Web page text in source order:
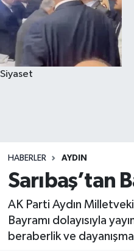
Siyaset
HABERLER AYDIN
Sarıbaş’tan
AK Parti Aydın
Bayramı dolayısıyla
beraberlik ve